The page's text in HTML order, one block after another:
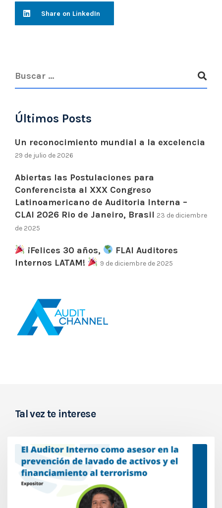
Share on LinkedIn
Últimos Posts
Un reconocimiento mundial a la excelencia
29 de julio de 2026
Abiertas las Postulaciones para
Conferencista al XXX Congreso
Latinoamericano de Auditoria Interna –
CLAI 2026 Rio de Janeiro, Brasil 23 de diciembre
de 2025
¡Felices 30 años,
FLAI Auditores
Internos LATAM!
9 de diciembre de 2025
Tal vez te interese